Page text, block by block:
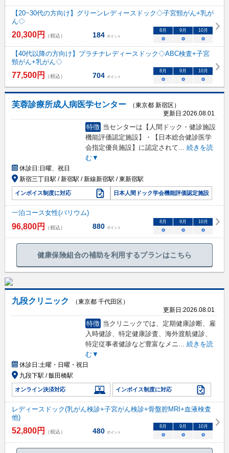
【20~30代の方向け】グリーンレディースドック◇子宮頸がん+乳が
ん◇
20,300円 （税込） 184 ポイント
8 月 9 月 10月
○ ○ ○
【40代以降の方向け】プラチナレディースドック◇ABC検査+子宮
頸がん+乳がん◇
77,500円 （税込） 704 ポイント
8 月 9 月 10月
○ ○ ○
芙蓉診療所成人病医学センター
（東京都 新宿区）
更新日:2026.08.01
特徴 当センターは【人間ドック・健診施設
機能評価認定施設】・【日本総合健診医学
会指定優良施設】に認定されて... 続きを読
む▼
休診日:日曜、祝日
新宿三丁目駅 / 新宿駅 / 新線新宿駅 / 東新宿駅
インボイス制度に対応 日本人間ドック学会機能評価認定施設
一泊コース女性(バリウム)
96,800円 （税込） 880 ポイント
8月 9月 10月
○ ○ ○
健康保険組合の補助を利用するプランはこちら
九段クリニック
（東京都 千代田区）
更新日:2026.08.01
特徴 当クリニックでは、定期健康診断、雇
入時健診、特定健康診査、海外渡航健診、
特定従事者健診など豊富なメニ
続きを読
む▼
休診日:土曜・日曜・祝日
九段下駅 / 飯田橋駅
オンライン決済対応 インボイス制度に対応
レディースドック(乳がん検診+子宮がん検診+骨盤腔MRI+血液検査
他)
52,800円 （税込） 480 ポイント
8 月 9 月 10月
○ ○ ○